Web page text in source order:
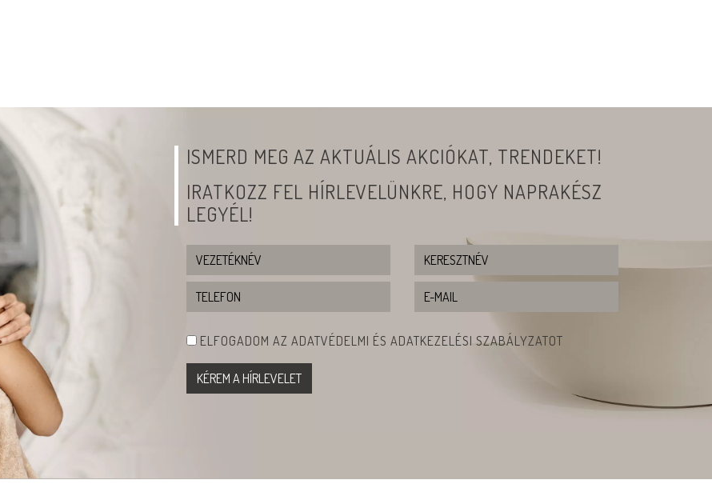
ISMERD MEG AZ AKTUÁLIS AKCIÓKAT, TRENDEKET!
IRATKOZZ FEL HÍRLEVELÜNKRE, HOGY NAPRAKÉSZ
LEGYÉL!
ELFOGADOM AZ ADATVÉDELMI ÉS ADATKEZELÉSI SZABÁLYZATOT